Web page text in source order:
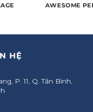
AWESOME
HỆ
P. 11, Q. Tân Bình,